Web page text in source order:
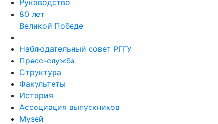
Руководство
80 лет
Великой Победе
Наблюдательный совет РГГУ
Пресс-служба
Структура
Факультеты
История
Ассоциация выпускников
Музей